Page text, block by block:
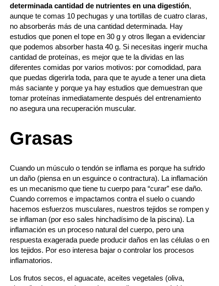
determinada cantidad de nutrientes en una digestión,
aunque te comas 10 pechugas y una tortillas de cuatro claras,
no absorberás más de una cantidad determinada. Hay
estudios que ponen el tope en 30 g y otros llegan a evidenciar
que podemos absorber hasta 40 g. Si necesitas ingerir mucha
cantidad de proteínas, es mejor que te la dividas en las
diferentes comidas por varios motivos: por comodidad, para
que puedas digerirla toda, para que te ayude a tener una dieta
más saciante y porque ya hay estudios que demuestran que
tomar proteínas inmediatamente después del entrenamiento
no asegura una recuperación muscular.
Grasas
Cuando un músculo o tendón se inflama es porque ha sufrido
un daño (piensa en un esguince o contractura). La inflamación
es un mecanismo que tiene tu cuerpo para “curar” ese daño.
Cuando corremos e impactamos contra el suelo o cuando
hacemos esfuerzos musculares, nuestros tejidos se rompen y
se inflaman (por eso sales hinchadísimo de la piscina). La
inflamación es un proceso natural del cuerpo, pero una
respuesta exagerada puede producir daños en las células o en
los tejidos. Por eso interesa bajar o controlar los procesos
inflamatorios.
Los frutos secos, el aguacate, aceites vegetales (oliva,